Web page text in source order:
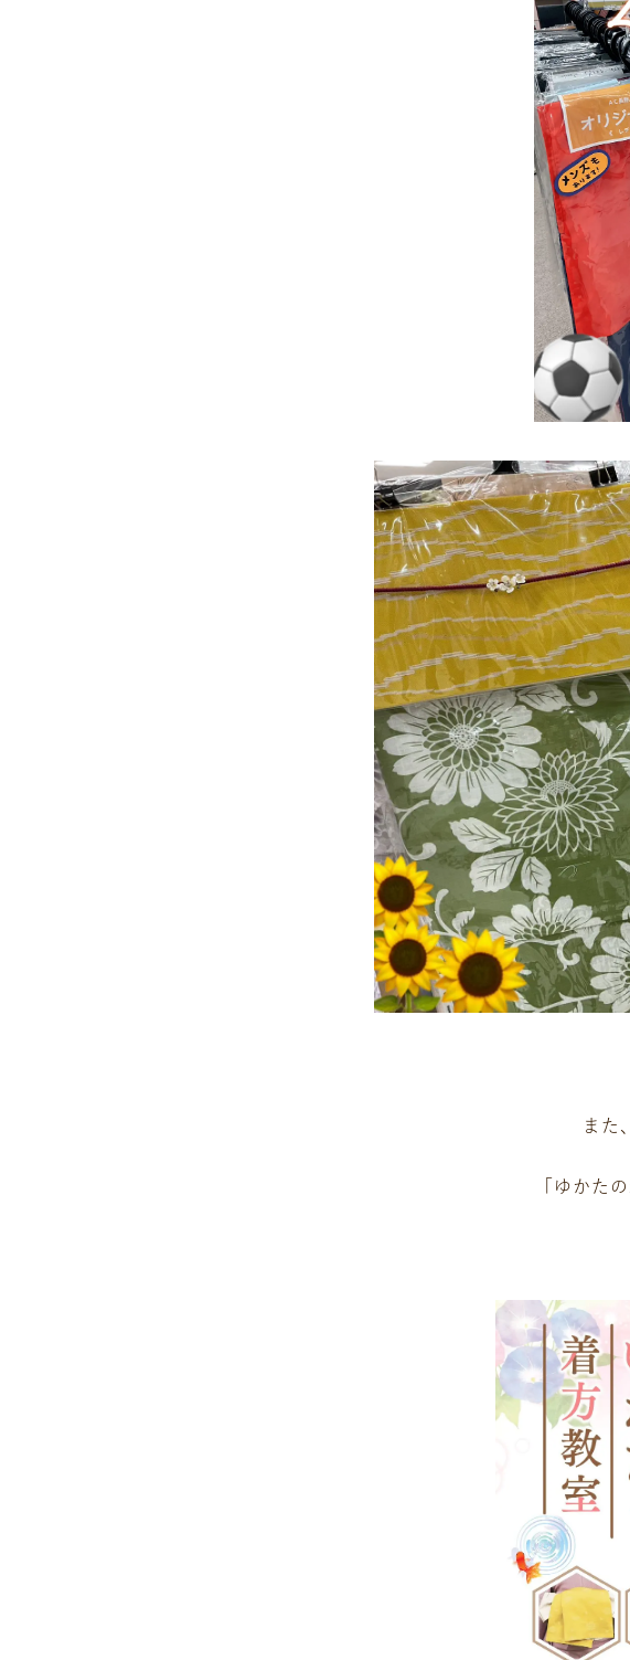
サービス
企業情報
ビジョン
サステナビリテ
プレスリリース
また
「ゆかた